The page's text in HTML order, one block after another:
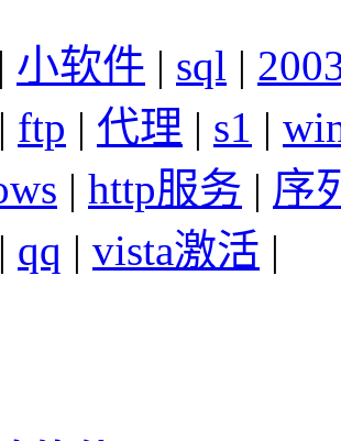
| 小软件 | sql |
| ftp | 代理 | s1 |
| http服务 | 序
| qq | vista激活 |